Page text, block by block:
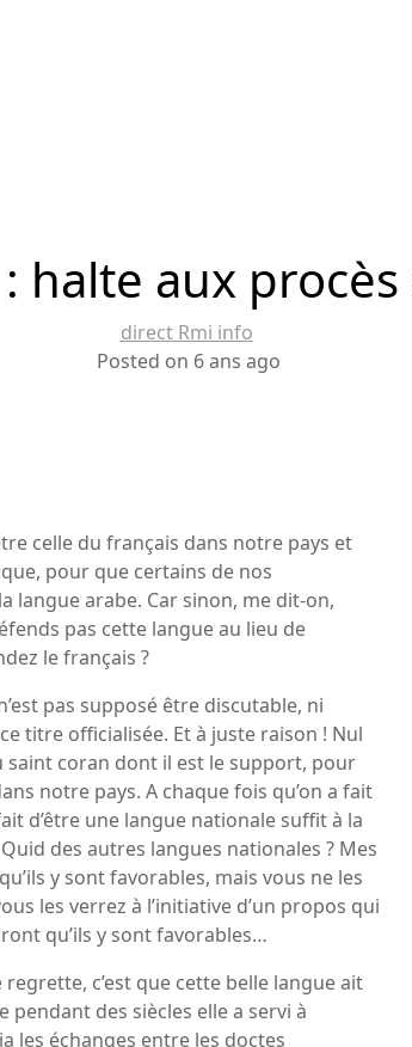
: halte aux
direct Rmi info
Posted on 6 ans ago
celle du français dans notre pays et
pour que certains de nos
langue arabe. Car sinon, me dit-on,
pas cette langue au lieu de
le français ?
pas supposé être discutable, ni
titre officialisée. Et à juste raison ! Nul
saint coran dont il est le support, pour
notre pays. A chaque fois qu’on a fait
d’être une langue nationale suffit à la
des autres langues nationales ? Mes
y sont favorables, mais vous ne les
les verrez à l’initiative d’un propos qui
qu’ils y sont favorables…
regrette, c’est que cette belle langue ait
des siècles elle a servi à
les échanges entre les doctes